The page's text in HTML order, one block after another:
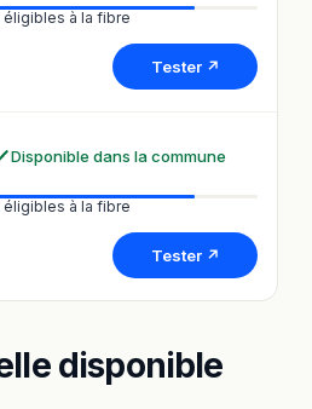
à la fibre
Tester ↗
Disponible dans la commune
à la fibre
Tester ↗
disponible